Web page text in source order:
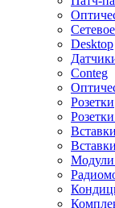
Desktop
Conteg
Розетки
Модули